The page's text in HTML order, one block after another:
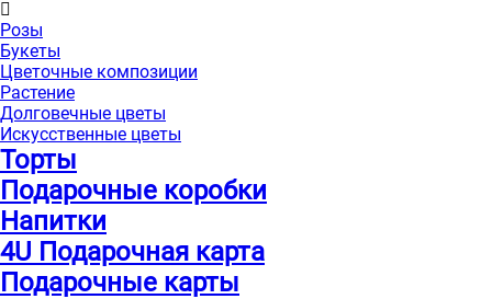
Розы
Букеты
Цветочные композиции
Растение
Долговечные цветы
Искусственные цветы
Торты
Подарочные коробки
Напитки
4U Подарочная карта
Подарочные карты